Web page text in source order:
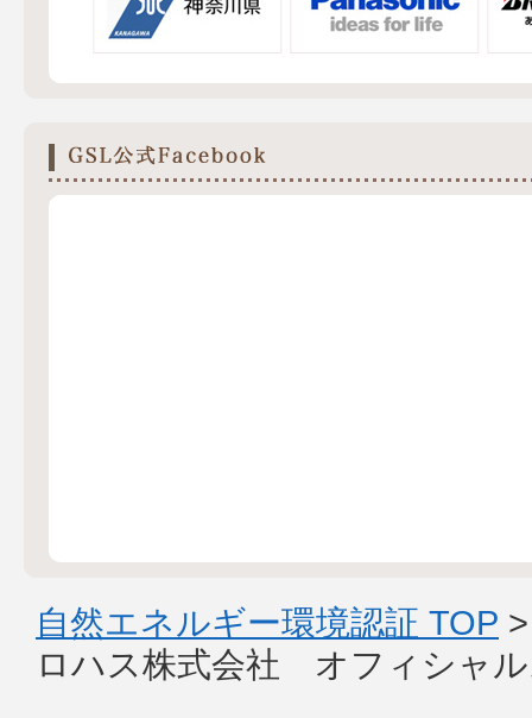
自然エネルギー環境認証 TOP
ロハス株式会社 オフィシャ